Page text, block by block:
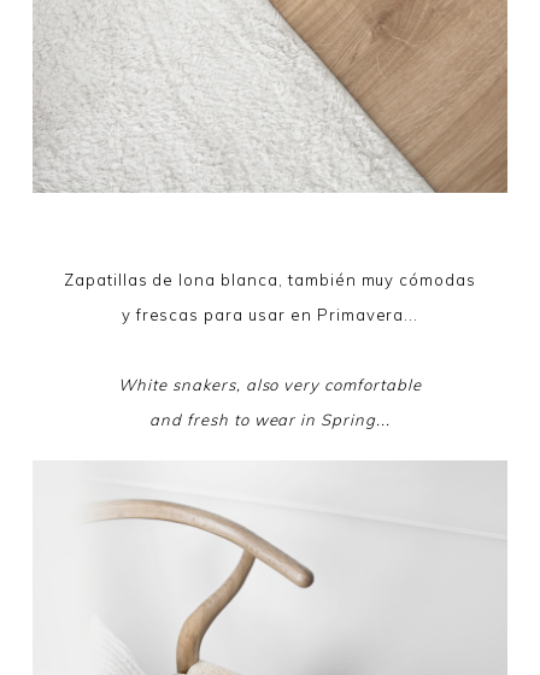
Zapatillas de lona blanca, también muy cómodas
y frescas para usar en Primavera...
White snakers, also very comfortable
and fresh to wear in Spring...